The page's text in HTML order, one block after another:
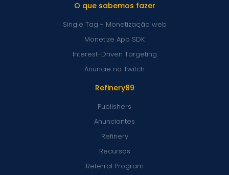
Refinery89
Publishers
Anunciantes
Refinery
Recursos
Referral Program
O que sabemos fazer
Single Tag - Monetização web
Monetize App SDK
Interest-Driven Targeting
Anuncie no Twitch